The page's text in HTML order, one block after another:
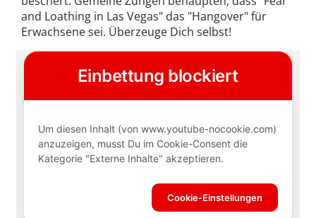
and Loathing in Las Vegas" das "Hangover" für
Erwachsene sei. Überzeuge Dich selbst!